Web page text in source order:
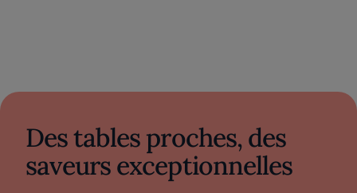
Des tables proches, des
saveurs exceptionnelles